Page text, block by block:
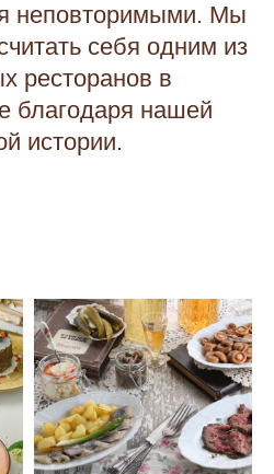
неповторимыми. Мы
себя одним из
ресторанов в
благодаря нашей
истории.